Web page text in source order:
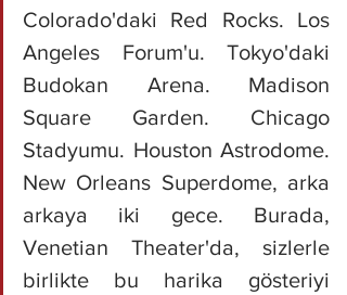
Colorado'daki Red Rocks. Los
Angeles Forum'u. Tokyo'daki
Budokan Arena. Madison
Square Garden. Chicago
Stadyumu. Houston Astrodome.
New Orleans Superdome, arka
arkaya iki gece. Burada,
Venetian Theater'da, sizlerle
birlikte bu harika gösteriyi